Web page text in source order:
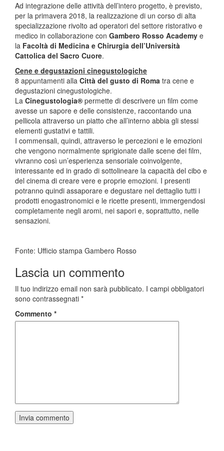
Ad integrazione delle attività dell’intero progetto, è previsto,
per la primavera 2018, la realizzazione di un corso di alta
specializzazione rivolto ad operatori del settore ristorativo e
medico in collaborazione con Gambero Rosso Academy e
la Facoltà di Medicina e Chirurgia dell’Università
Cattolica del Sacro Cuore.
Cene e degustazioni cinegustologiche
8 appuntamenti alla Città del gusto di Roma tra cene e
degustazioni cinegustologiche.
La Cinegustologia® permette di descrivere un film come
avesse un sapore e delle consistenze, raccontando una
pellicola attraverso un piatto che all’interno abbia gli stessi
elementi gustativi e tattili.
I commensali, quindi, attraverso le percezioni e le emozioni
che vengono normalmente sprigionate dalle scene dei film,
vivranno così un’esperienza sensoriale coinvolgente,
interessante ed in grado di sottolineare la capacità del cibo e
del cinema di creare vere e proprie emozioni. I presenti
potranno quindi assaporare e degustare nel dettaglio tutti i
prodotti enogastronomici e le ricette presenti, immergendosi
completamente negli aromi, nei sapori e, soprattutto, nelle
sensazioni.
Fonte: Ufficio stampa Gambero Rosso
Lascia un commento
Il tuo indirizzo email non sarà pubblicato. I campi obbligatori
sono contrassegnati *
Commento *